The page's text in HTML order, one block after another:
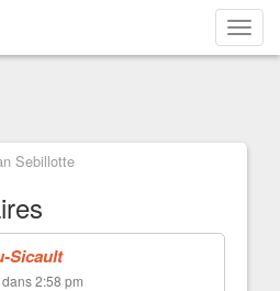
Sebillotte
Sicault
2:58 pm